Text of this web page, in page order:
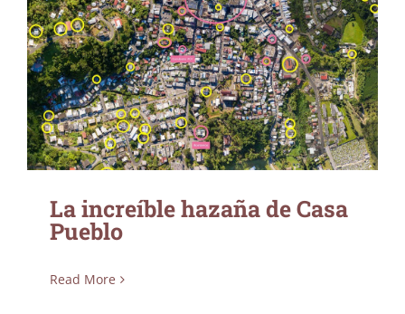
La increíble hazaña de Casa Pueblo
La increíble hazaña de Casa
Pueblo
Read More